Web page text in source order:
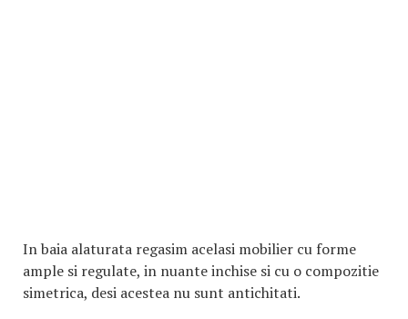
In baia alaturata regasim acelasi mobilier cu forme
ample si regulate, in nuante inchise si cu o compozitie
simetrica, desi acestea nu sunt antichitati.